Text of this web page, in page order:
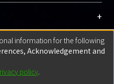
入了解OA）
submission is your
have the right to
子檔，可使用
Service)
+
中心帳號登入
(With ORCID)
+
者，以ID匯入
information for the following
Acknowledgement and
policy.